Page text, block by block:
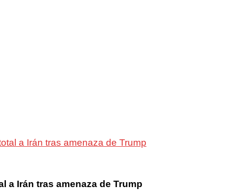
a Irán tras amenaza de Trump
a Irán tras amenaza de Trump